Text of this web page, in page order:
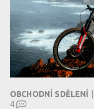
OBCHODNÍ SDĚLENÍ
4